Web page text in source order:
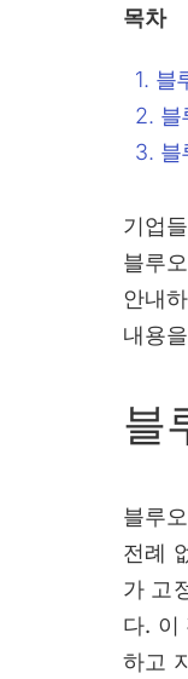
목차
블
블
블
기업
블루
안내
내용
블
블루
전례
가 고
다. 이
하고